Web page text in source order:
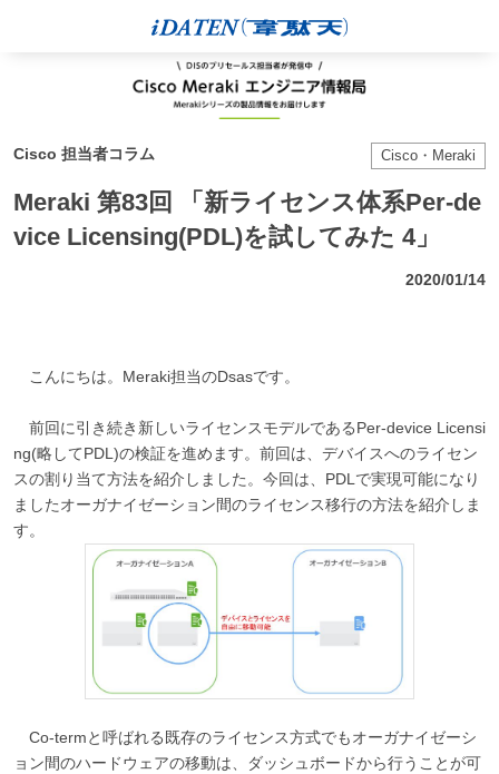
Cisco 担当者コラム Cisco・Meraki
Meraki 第83回 「新ライセンス体系Per-de
vice Licensing(PDL)を試してみた 4」
2020/01/14
こんにちは。Meraki担当のDsasです。
前回に引き続き新しいライセンスモデルであるPer-device Licensi
ng(略してPDL)の検証を進めます。前回は、デバイスへのライセン
スの割り当て方法を紹介しました。今回は、PDLで実現可能になり
ましたオーガナイゼーション間のライセンス移行の方法を紹介しま
す。
Co-termと呼ばれる既存のライセンス方式でもオーガナイゼーシ
ョン間のハードウェアの移動は、ダッシュボードから行うことが可